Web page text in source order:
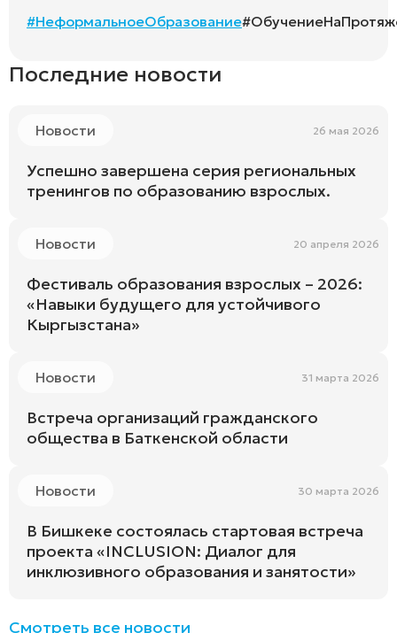
#НеформальноеОбразование
Последние новости
Новости 26 мая 2026
Успешно завершена серия региональных
тренингов по образованию взрослых.
Новости 20 апреля 2026
Фестиваль образования взрослых – 2026:
«Навыки будущего для устойчивого
Кыргызстана»
Новости 31 марта 2026
Встреча организаций гражданского
общества в Баткенской области
Новости 30 марта 2026
В Бишкеке состоялась стартовая встреча
проекта «INCLUSION: Диалог для
инклюзивного образования и занятости»
Смотреть все новости